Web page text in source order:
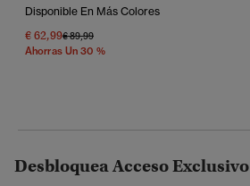
Disponible En Más Colores
€ 62,99Precio Rebajado De
€ 89,99A
Ahorras Un 30 %
Desbloquea Acceso Exclusivo